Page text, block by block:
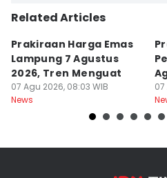
Related Articles
Prakiraan Harga Emas
Lampung 7 Agustus
2026, Tren Menguat
07 Agu 2026, 08:03 WIB
News
07